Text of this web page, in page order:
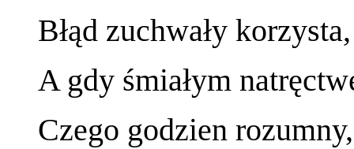
Błąd zuchwały
A gdy śmiałym
Czego godzien